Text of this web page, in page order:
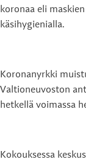
koronaa eli
käsihygienialla.
Koronanyrkki
Valtioneuvoston
hetkellä voimassa
Kokouksessa